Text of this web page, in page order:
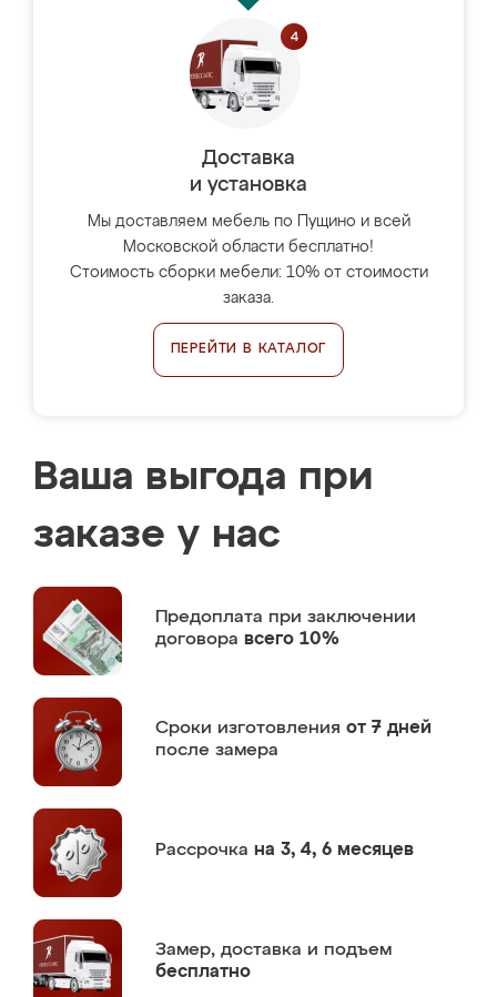
Доставка
и установка
Мы доставляем мебель по Пущино и всей
Московской области бесплатно!
Стоимость сборки мебели: 10% от стоимости
заказа.
ПЕРЕЙТИ В КАТАЛОГ
Ваша выгода при
заказе у нас
Предоплата при заключении
договора всего 10%
Сроки изготовления от 7 дней
после замера
Рассрочка на 3, 4, 6 месяцев
Замер, доставка и подъем
бесплатно